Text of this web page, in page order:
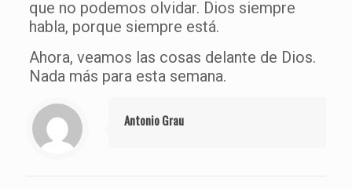
que no podemos olvidar. Dios siempre
habla, porque siempre está.
Ahora, veamos las cosas delante de Dios.
Nada más para esta semana.
Antonio Grau